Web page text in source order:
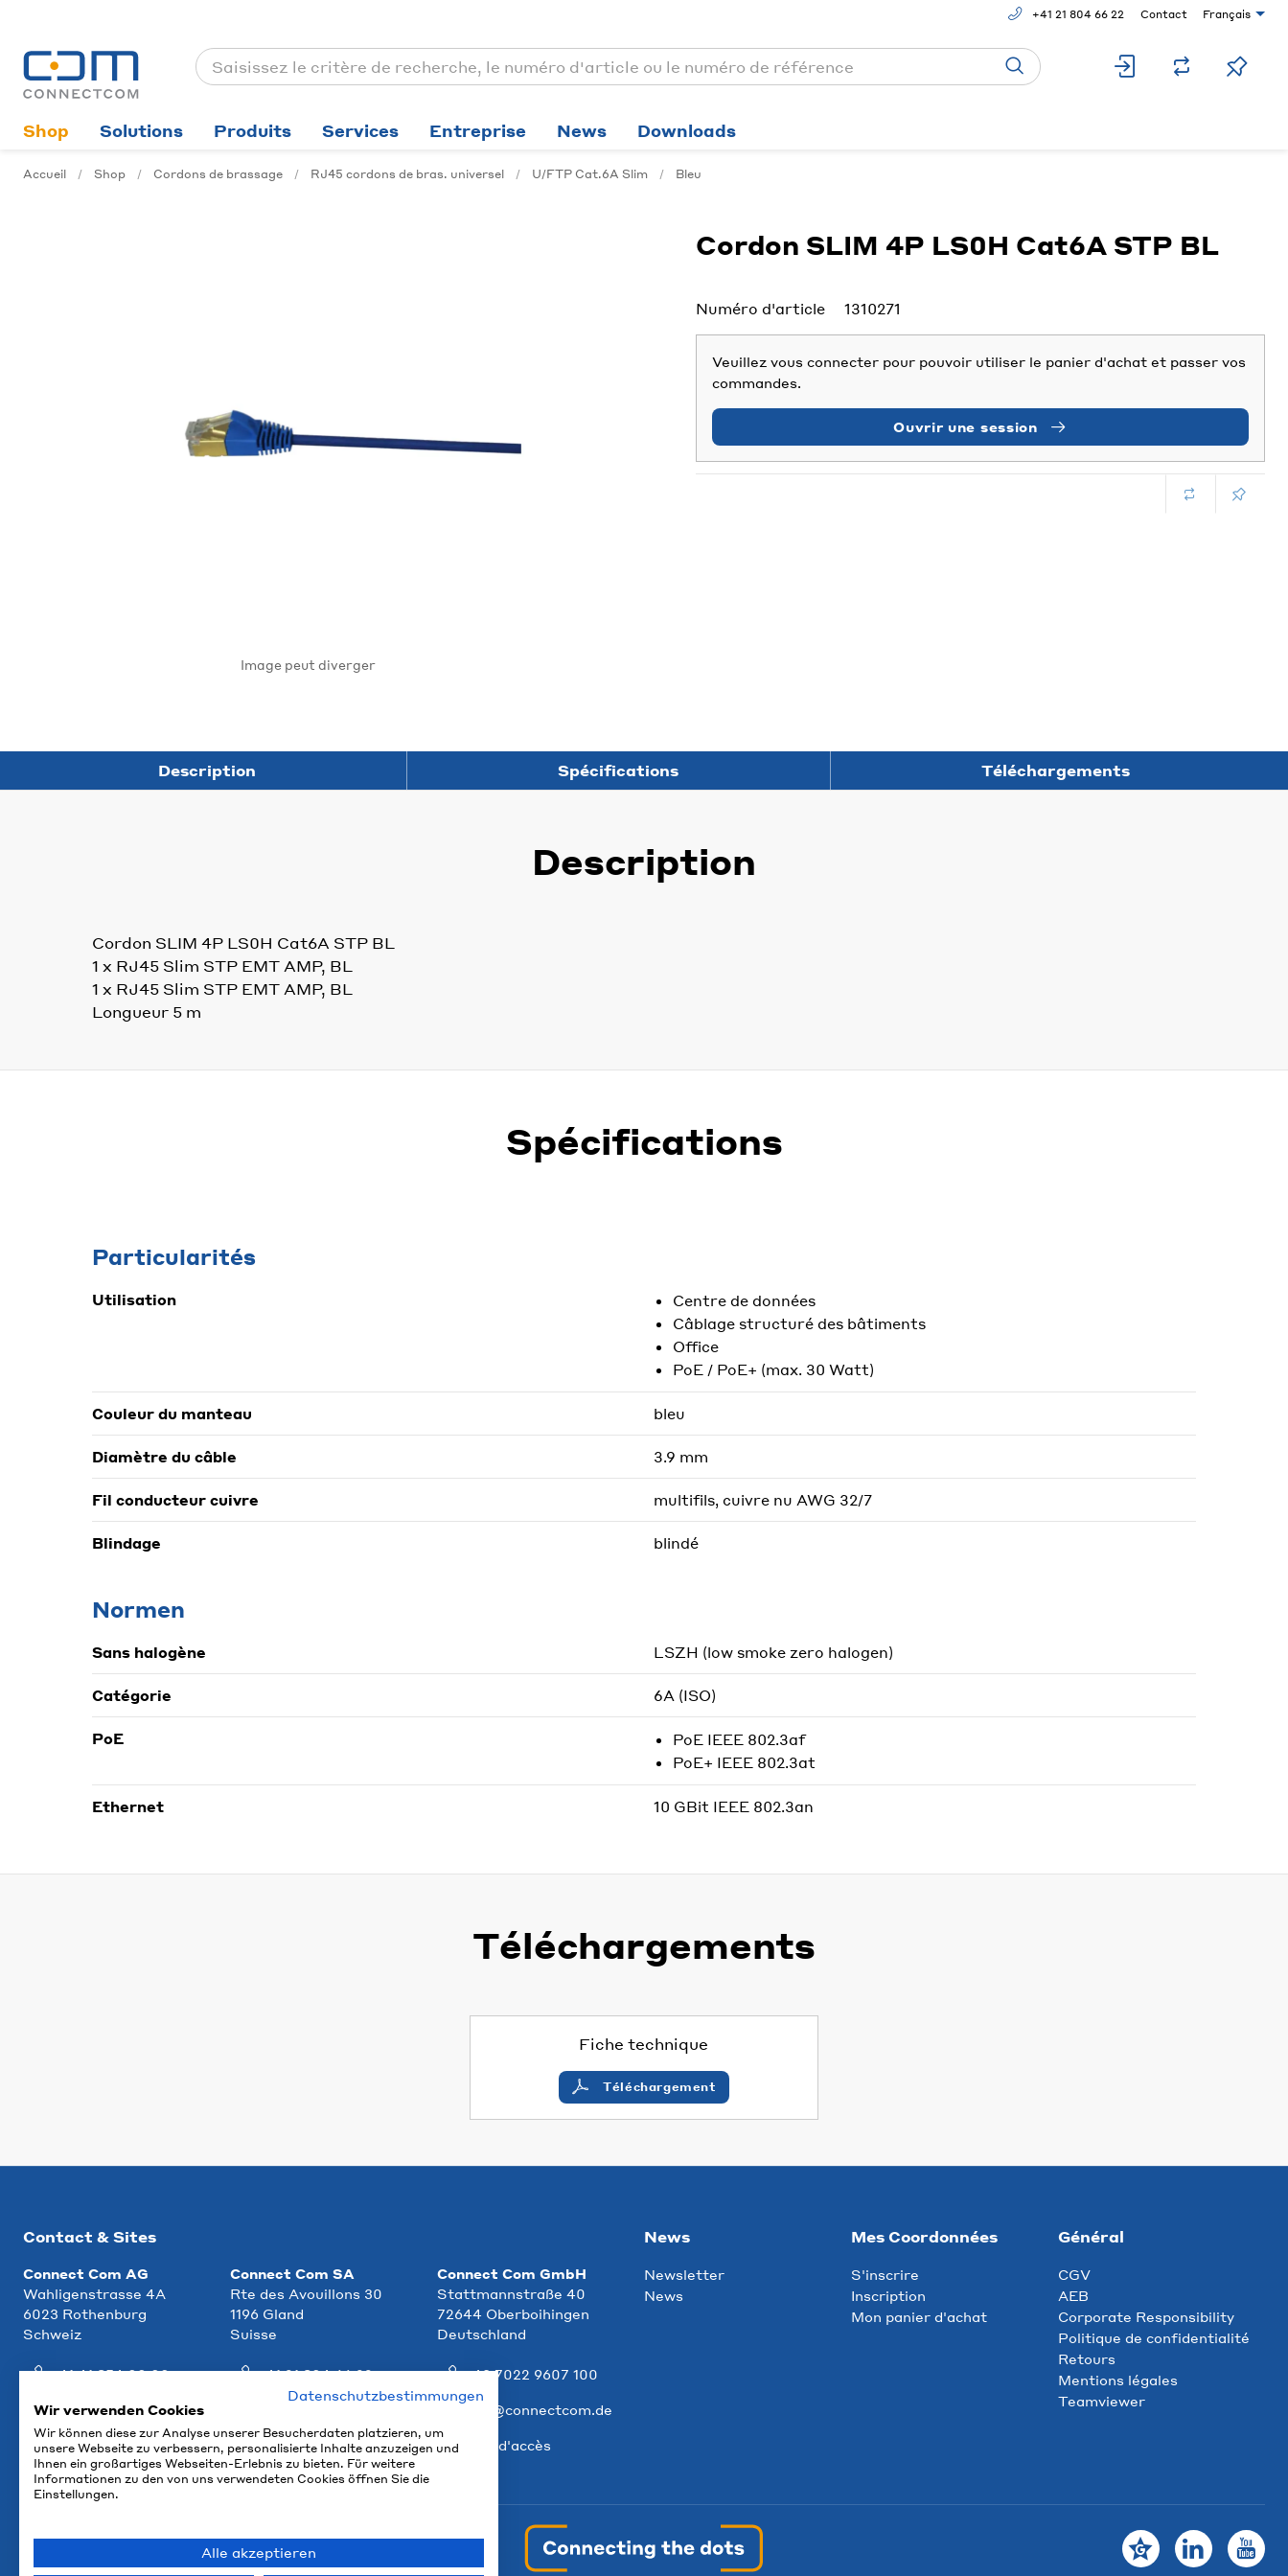
+41 21 804 66 22 Contact Français
Shop Solutions Produits Services Entreprise News Downloads
Accueil Shop Cordons de brassage RJ45 cordons de bras. universel U/FTP Cat.6A Slim Bleu
Image peut diverger
Cordon SLIM 4P LS0H Cat6A STP BL
Veuillez vous connecter pour pouvoir utiliser le panier d'achat et passer vos
commandes.
Ouvrir une session
Numéro d'article 1310271
Description Spécifications Téléchargements
Description
Cordon SLIM 4P LS0H Cat6A STP BL
1 x RJ45 Slim STP EMT AMP, BL
1 x RJ45 Slim STP EMT AMP, BL
Longueur 5 m
Spécifications
Particularités
Utilisation
Centre de données
Câblage structuré des bâtiments
Office
PoE / PoE+ (max. 30 Watt)
Couleur du manteau bleu
Diamètre du câble 3.9 mm
Fil conducteur cuivre multifils, cuivre nu AWG 32/7
Blindage blindé
Normen
Sans halogène LSZH (low smoke zero halogen)
Catégorie 6A (ISO)
PoE
PoE IEEE 802.3af
PoE+ IEEE 802.3at
Ethernet 10 GBit IEEE 802.3an
Téléchargements
Fiche technique
Téléchargement
Contact & Sites
Connect Com AG
Wahligenstrasse 4A
6023 Rothenburg
Schweiz
+41 41 854 00 00
info@ccm.ch
Plan d'accès
Connect Com SA
Rte des Avouillons 30
1196 Gland
Suisse
+41 21 804 66 22
Plan d'accès
Connect Com GmbH
Stattmannstraße 40
72644 Oberboihingen
Deutschland
+49 7022 9607 100
info@connectcom.de
Plan d'accès
News
Newsletter
News
Mes Coordonnées
S'inscrire
Inscription
Mon panier d'achat
Général
CGV
AEB
Corporate Responsibility
Politique de confidentialité
Retours
Mentions légales
Teamviewer
Datenschutzbestimmungen
Wir verwenden Cookies
Wir können diese zur Analyse unserer Besucherdaten platzieren, um
unsere Webseite zu verbessern, personalisierte Inhalte anzuzeigen und
Ihnen ein großartiges Webseiten-Erlebnis zu bieten. Für weitere
Informationen zu den von uns verwendeten Cookies öffnen Sie die
Einstellungen.
Alle akzeptieren